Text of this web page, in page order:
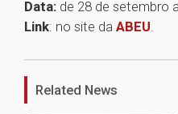
Data: de 28 de setembro
Link: no site da ABEU.
Related News